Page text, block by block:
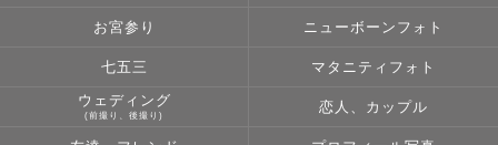
予定が〇になっていても前後の撮影の関係で
ご了承ください。
お宮参り ニューボーンフォト
七五三 マタニティフォト
ウェディング
(前撮り、後撮り)
恋人、カップル